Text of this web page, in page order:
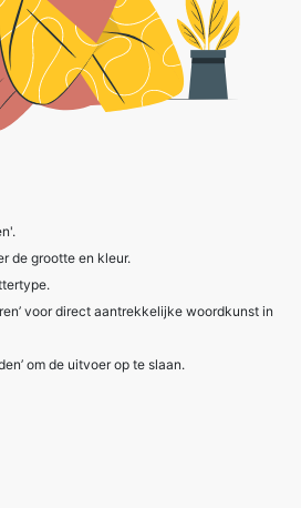
de grootte en kleur.
voor direct aantrekkelijke woordkunst in
om de uitvoer op te slaan.